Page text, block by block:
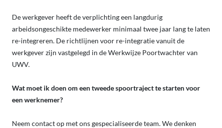
De werkgever heeft de verplichting een langdurig
arbeidsongeschikte medewerker minimaal twee jaar lang te laten
re-integreren. De richtlijnen voor re-integratie vanuit de
werkgever zijn vastgelegd in de Werkwijze Poortwachter van
UWV.
Wat moet ik doen om een tweede spoortraject te starten voor
een werknemer?
Neem contact op met ons gespecialiseerde team. We denken